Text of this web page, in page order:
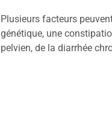
Plusieurs facteurs
génétique, une
pelvien, de la diarrhée